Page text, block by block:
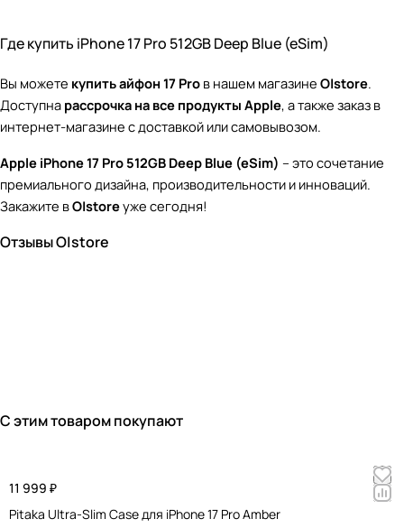
Где купить iPhone 17 Pro 512GB Deep Blue (eSim)
Вы можете купить айфон 17 Pro в нашем магазине O|store.
Доступна рассрочка на все продукты Apple, а также заказ в
интернет-магазине с доставкой или самовывозом.
Apple iPhone 17 Pro 512GB Deep Blue (eSim) – это сочетание
премиального дизайна, производительности и инноваций.
Закажите вO|storeуже сегодня!
Отзывы O|store
С этим товаром покупают
11 999 ₽
Pitaka Ultra-Slim Case для iPhone 17 Pro Amber